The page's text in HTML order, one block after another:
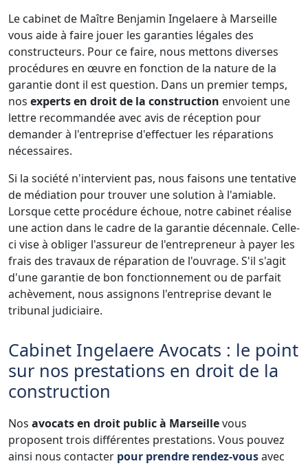
Le cabinet de Maître Benjamin Ingelaere à Marseille
vous aide à faire jouer les garanties légales des
constructeurs. Pour ce faire, nous mettons diverses
procédures en œuvre en fonction de la nature de la
garantie dont il est question. Dans un premier temps,
nos experts en droit de la construction envoient une
lettre recommandée avec avis de réception pour
demander à l'entreprise d'effectuer les réparations
nécessaires.
Si la société n'intervient pas, nous faisons une tentative
de médiation pour trouver une solution à l'amiable.
Lorsque cette procédure échoue, notre cabinet réalise
une action dans le cadre de la garantie décennale. Celle-
ci vise à obliger l'assureur de l'entrepreneur à payer les
frais des travaux de réparation de l'ouvrage. S'il s'agit
d'une garantie de bon fonctionnement ou de parfait
achèvement, nous assignons l'entreprise devant le
tribunal judiciaire.
Cabinet Ingelaere Avocats : le point
sur nos prestations en droit de la
construction
Nos avocats en droit public à Marseillevous
proposent trois différentes prestations. Vous pouvez
ainsi nous contacter pour prendre rendez-vousavec